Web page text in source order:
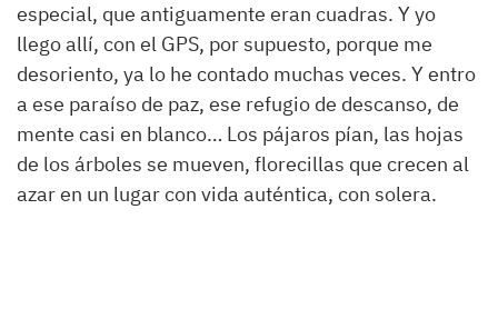
especial, que antiguamente eran cuadras. Y yo
llego allí, con el GPS, por supuesto, porque me
desoriento, ya lo he contado muchas veces. Y entro
a ese paraíso de paz, ese refugio de descanso, de
mente casi en blanco… Los pájaros pían, las hojas
de los árboles se mueven, florecillas que crecen al
azar en un lugar con vida auténtica, con solera.